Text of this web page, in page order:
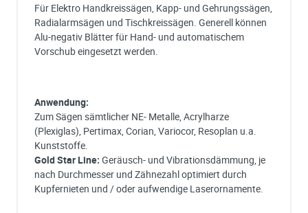
Für Elektro Handkreissägen, Kapp- und Gehrungssägen,
Radialarmsägen und Tischkreissägen. Generell können
Alu-negativ Blätter für Hand- und automatischem
Vorschub eingesetzt werden.
Anwendung:
Zum Sägen sämtlicher NE- Metalle, Acrylharze
(Plexiglas), Pertimax, Corian, Variocor, Resoplan u.a.
Kunststoffe.
Gold Star Line: Geräusch- und Vibrationsdämmung, je
nach Durchmesser und Zähnezahl optimiert durch
Kupfernieten und / oder aufwendige Laserornamente.